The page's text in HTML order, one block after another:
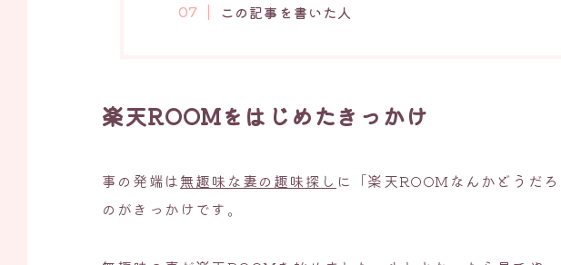
この記事を書いた人
楽天ROOMをはじめたきっかけ
事の発端は無趣味な妻の趣味探し に「楽天ROOMなんかどうだ
のがきっかけです。